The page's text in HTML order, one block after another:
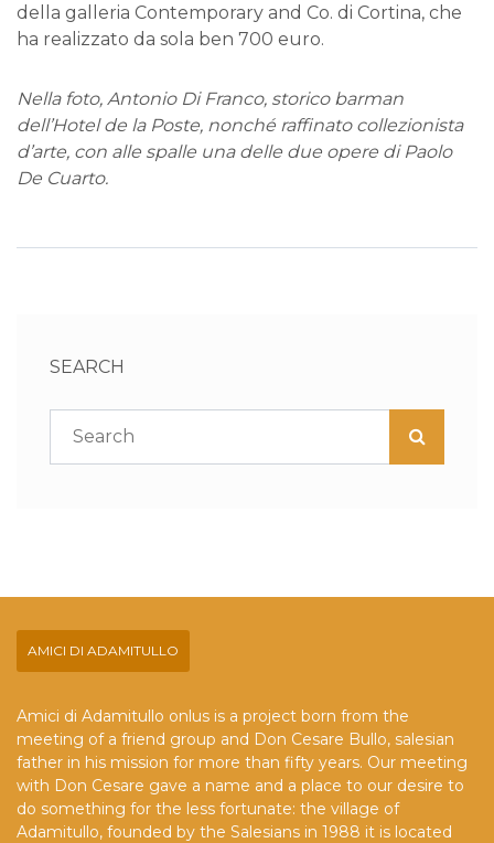
della galleria Contemporary and Co. di Cortina, che
ha realizzato da sola ben 700 euro.
Nella foto, Antonio Di Franco, storico barman
dell’Hotel de la Poste, nonché raffinato collezionista
d’arte, con alle spalle una delle due opere di Paolo
De Cuarto.
SEARCH
AMICI DI ADAMITULLO
Amici di Adamitullo onlus is a project born from the
meeting of a friend group and Don Cesare Bullo, salesian
father in his mission for more than fifty years. Our meeting
with Don Cesare gave a name and a place to our desire to
do something for the less fortunate: the village of
Adamitullo, founded by the Salesians in 1988 it is located